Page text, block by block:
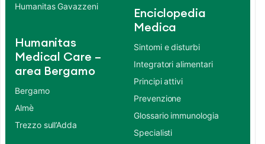
Humanitas Gavazzeni
Humanitas
Medical Care –
area Bergamo
Bergamo
Almè
Trezzo sull’Adda
Enciclopedia
Medica
Sintomi e disturbi
Integratori alimentari
Principi attivi
Prevenzione
Glossario immunologia
Specialisti